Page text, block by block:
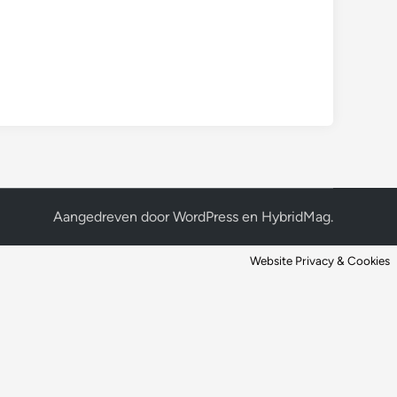
Aangedreven doorWordPress en HybridMag.
Website Privacy & Cookies